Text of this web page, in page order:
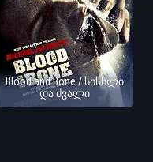
Blood and Bone / სისხლი
და ძვალი